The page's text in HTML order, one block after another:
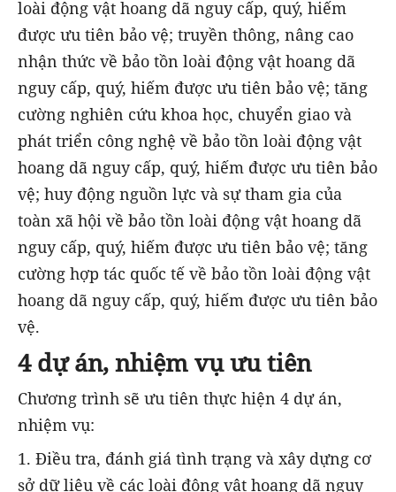
loài động vật hoang dã nguy cấp, quý, hiếm
được ưu tiên bảo vệ; truyền thông, nâng cao
nhận thức về bảo tồn loài động vật hoang dã
nguy cấp, quý, hiếm được ưu tiên bảo vệ; tăng
cường nghiên cứu khoa học, chuyển giao và
phát triển công nghệ về bảo tồn loài động vật
hoang dã nguy cấp, quý, hiếm được ưu tiên bảo
vệ; huy động nguồn lực và sự tham gia của
toàn xã hội về bảo tồn loài động vật hoang dã
nguy cấp, quý, hiếm được ưu tiên bảo vệ; tăng
cường hợp tác quốc tế về bảo tồn loài động vật
hoang dã nguy cấp, quý, hiếm được ưu tiên bảo
vệ.
4 dự án, nhiệm vụ ưu tiên
Chương trình sẽ ưu tiên thực hiện 4 dự án,
nhiệm vụ:
1. Điều tra, đánh giá tình trạng và xây dựng cơ
sở dữ liệu về các loài động vật hoang dã nguy